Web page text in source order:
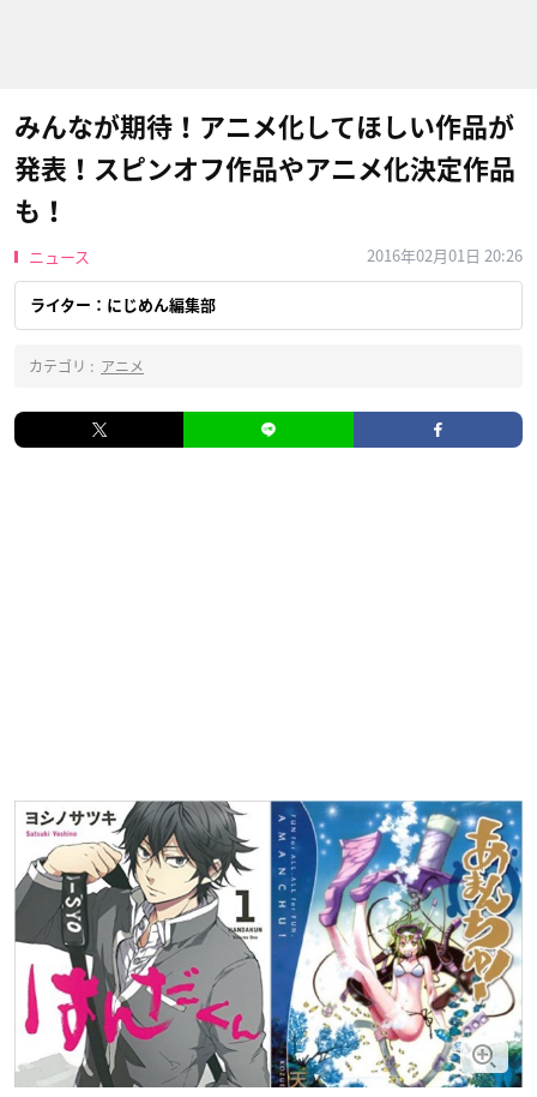
みんなが期待！アニメ化してほしい作品が
発表！スピンオフ作品やアニメ化決定作品
も！
ニュース 2016年02月01日 20:26
ライター：にじめん編集部
カテゴリ : アニメ